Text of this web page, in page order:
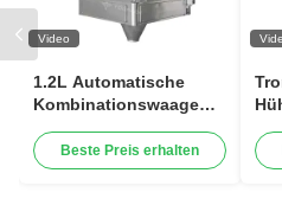
Video
1.2L Automatische
Kombinationswaage
Fleischfüllmaschine
Geflügelflügel
Beste Preis erhalten